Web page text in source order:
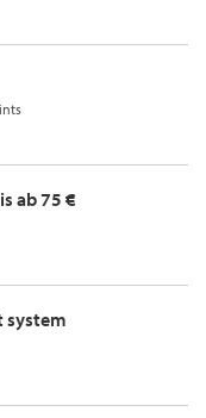
ab 75 €
system